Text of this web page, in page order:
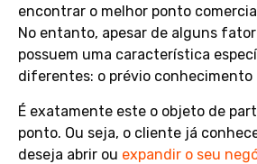
encontrar o melhor ponto
No entanto, apesar de alguns
possuem uma característica
diferentes: o prévio conhecimento
É exatamente este o objeto de
ponto. Ou seja, o cliente já
deseja abrir ou expandir o seu